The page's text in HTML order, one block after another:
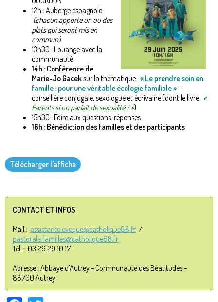
12h : Auberge espagnole
(chacun apporte un ou des
plats qui seront mis en
commun)
13h30 : Louange avec la
communauté
14h : Conférence de
Marie-Jo Gaceksur la thématique : « Le prendre soin en
famille : pour une véritable écologie familiale »–
conseillère conjugale, sexologue et écrivaine (dont le livre : «
Parents si on parlait de sexualité ? »)
15h30 : Foire aux questions-réponses
16h : Bénédiction des familles et des participants
Télécharger l'affiche
CONTACT ET INFOS
Mail : assistante.eveque@catholique88.fr /
pastorale.familles@catholique88.fr
Tél. : 03 29 29 10 17
Adresse : Abbaye d'Autrey - Communauté des Béatitudes -
88700 Autrey